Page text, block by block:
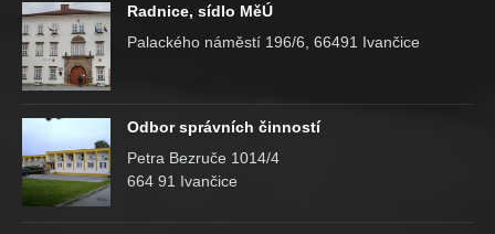
Radnice, sídlo MěÚ
Palackého náměstí 196/6, 66491 Ivančice
Odbor správních činností
Petra Bezruče 1014/4
664 91 Ivančice